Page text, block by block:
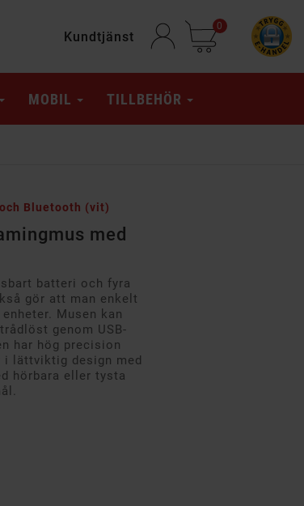
Kundtjänst
0
MOBIL TILLBEHÖR
Bluetooth (vit)
med
batteri och fyra
gör att man enkelt
Musen kan
genom USB-
har hög precision
i lättviktig design med
hörbara eller tysta